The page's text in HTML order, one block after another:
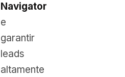
Navigator
e
garantir
leads
altamente